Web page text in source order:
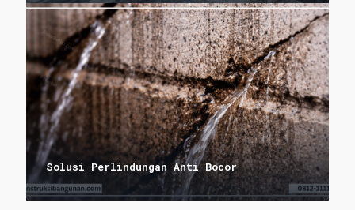
Solusi Perlindungan Anti Bocor